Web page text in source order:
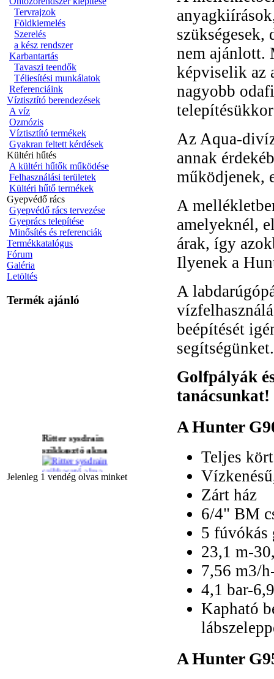
Tervrajzok
Földkiemelés
Szerelés
a kész rendszer
Karbantartás
Tavaszi teendők
Téliesítési munkálatok
Referenciáink
Víztisztító berendezések
A víz
Ozmózis
Víztisztító termékek
Gyakran feltett kérdések
Kültéri hűtés
A kültéri hűtők működése
Felhasználási területek
Kültéri hűtő termékek
Gyepvédő rács
Gyepvédő rács tervezése
Gyeprács telepítése
Minősítés és referenciák
Termékkatalógus
Fórum
Galéria
Letöltés
Termék ajánló
Ritter sysdrain
szikkasztó akna
Jelenleg 1 vendég olvas minket
nem ajánlott.
képviselik az
nagyobb
Az Aqua-
annak
működjenek,
A
amelyeknél,
árak, így
Ilyenek a
A
beépítését
segítségünket.
Golfpályák
tanácsunkat!
A Hunter
Teljes
Zárt ház
6/4" BM
5 fúvókás
23,1 m-
7,56 m3/
4,1 bar-
Kapható
A Hunter